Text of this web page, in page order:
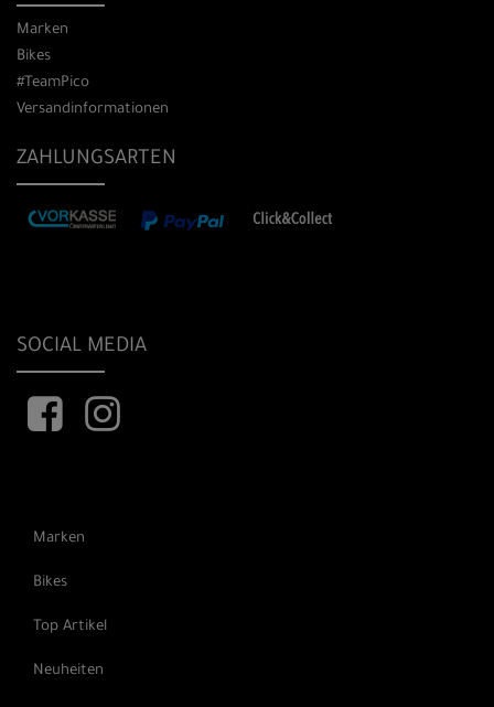
Marken
Bikes
#TeamPico
Versandinformationen
ZAHLUNGSARTEN
SOCIAL MEDIA
Marken
Bikes
Top Artikel
Neuheiten